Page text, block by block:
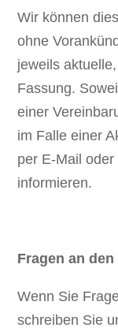
Wir können
ohne
jeweils
Fassung.
einer
im Falle einer
per E-Mail
informieren.
Fragen an
Wenn Sie
schreiben Sie